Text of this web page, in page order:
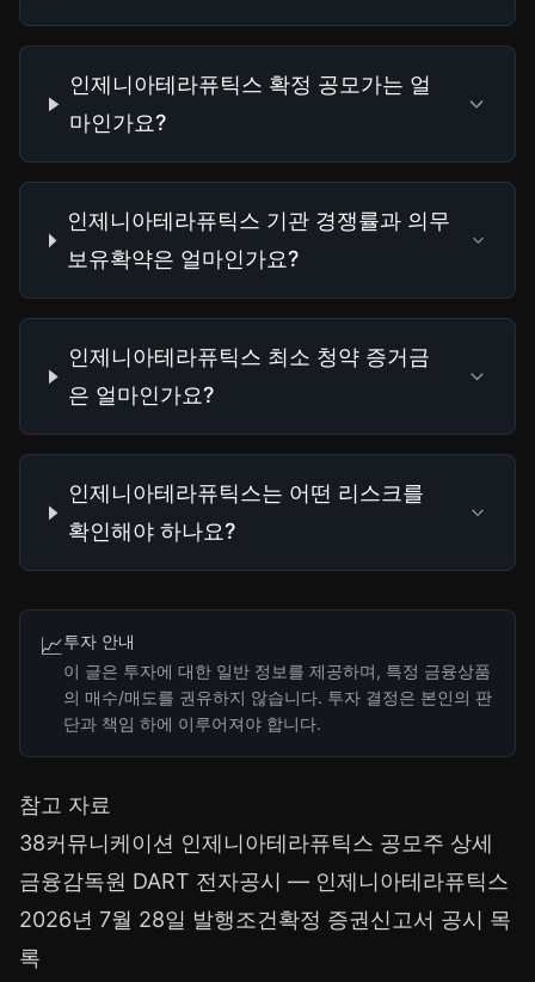
인제니아테라퓨틱스 확정 공모가는 얼
마인가요?
인제니아테라퓨틱스 기관 경쟁률과 의무
보유확약은 얼마인가요?
인제니아테라퓨틱스 최소 청약 증거금
은 얼마인가요?
인제니아테라퓨틱스는 어떤 리스크를
확인해야 하나요?
📈투자 안내
이 글은 투자에 대한 일반 정보를 제공하며, 특정 금융상품
의 매수/매도를 권유하지 않습니다. 투자 결정은 본인의 판
단과 책임 하에 이루어져야 합니다.
참고 자료
38커뮤니케이션 인제니아테라퓨틱스 공모주 상세
금융감독원 DART 전자공시 — 인제니아테라퓨틱스
2026년 7월 28일 발행조건확정 증권신고서 공시 목
록